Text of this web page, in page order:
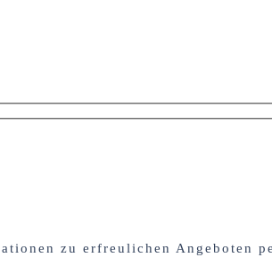
zu erfreulichen Angeboten